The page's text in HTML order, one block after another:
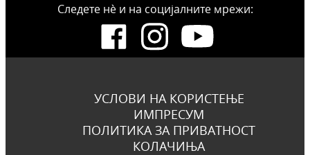
Следете нѐ и на социјалните мрежи:
УСЛОВИ НА КОРИСТЕЊЕ
ИМПРЕСУМ
ПОЛИТИКА ЗА ПРИВАТНОСТ
КОЛАЧИЊА